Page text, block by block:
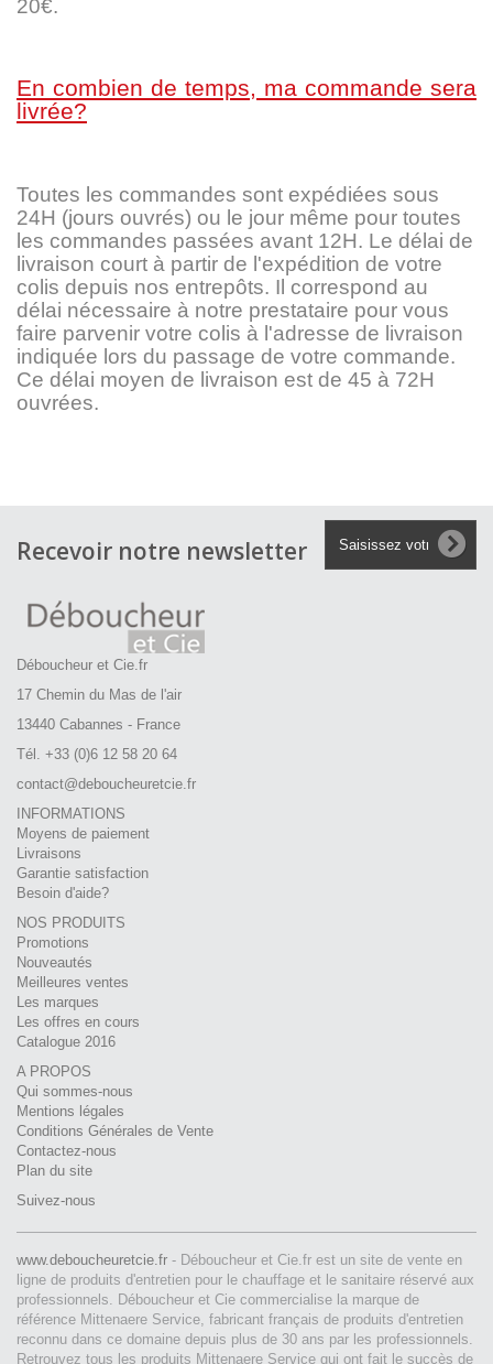
20€.
En combien de temps, ma commande sera
livrée?
Toutes les commandes sont expédiées sous
24H (jours ouvrés) ou le jour même pour toutes
les commandes passées avant 12H. Le délai de
livraison court à partir de l'expédition de votre
colis depuis nos entrepôts. Il correspond au
délai nécessaire à notre prestataire pour vous
faire parvenir votre colis à l'adresse de livraison
indiquée lors du passage de votre commande.
Ce délai moyen de livraison est de 45 à 72H
ouvrées.
Recevoir notre newsletter
Déboucheur et Cie.fr
17 Chemin du Mas de l'air
13440 Cabannes - France
Tél. +33 (0)6 12 58 20 64
contact@deboucheuretcie.fr
INFORMATIONS
Moyens de paiement
Livraisons
Garantie satisfaction
Besoin d'aide?
NOS PRODUITS
Promotions
Nouveautés
Meilleures ventes
Les marques
Les offres en cours
Catalogue 2016
A PROPOS
Qui sommes-nous
Mentions légales
Conditions Générales de Vente
Contactez-nous
Plan du site
Suivez-nous
www.deboucheuretcie.fr - Déboucheur et Cie.fr est un site de vente en
ligne de produits d'entretien pour le chauffage et le sanitaire réservé aux
professionnels. Déboucheur et Cie commercialise la marque de
référence Mittenaere Service, fabricant français de produits d'entretien
reconnu dans ce domaine depuis plus de 30 ans par les professionnels.
Retrouvez tous les produits Mittenaere Service qui ont fait le succès de